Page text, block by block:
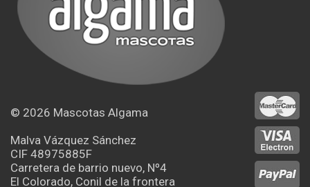
© 2026 Mascotas Algama
Malva Vázquez Sánchez
CIF 48975885F
Carretera de barrio nuevo, Nº4
El Colorado, Conil de la frontera